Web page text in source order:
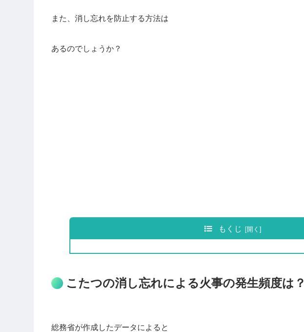
また、消し忘れを防止する方法は
あるのでしょうか？
もくじ
こたつの消し忘れによる火事の発生頻度は？
総務省が作成したデータによると